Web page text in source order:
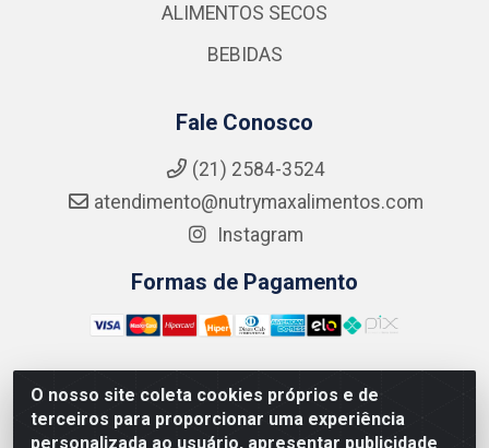
O nosso site coleta cookies próprios e de
terceiros para proporcionar uma experiência
personalizada ao usuário, apresentar publicidade
ALIMENTOS SECOS
BEBIDAS
Fale Conosco
(21) 2584-3524
atendimento@nutrymaxalimentos.com
Instagram
Formas de Pagamento
NUTRY MAX COMÉRCIO DE PRODUTOS ALIMENTICIOS
LTDA - RUA DO FEIJÃO, 721 PENHA CIRCULAR/RJ -